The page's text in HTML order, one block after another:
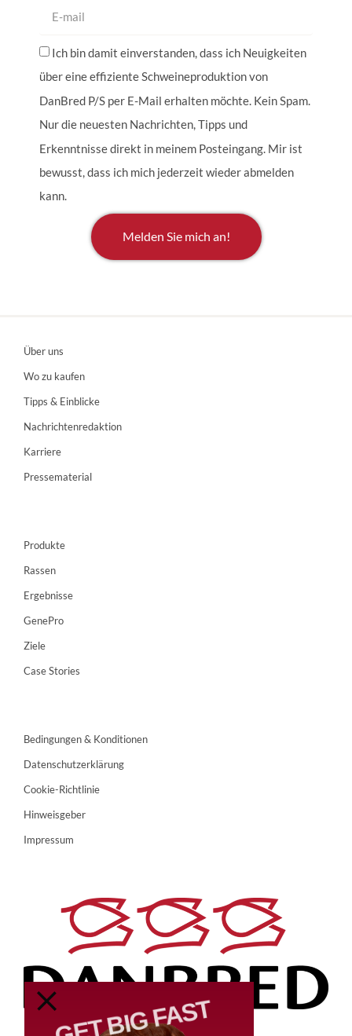
Ich bin damit einverstanden, dass ich Neuigkeiten
über eine effiziente Schweineproduktion von
DanBred P/S per E-Mail erhalten möchte. Kein Spam.
Nur die neuesten Nachrichten, Tipps und
Erkenntnisse direkt in meinem Posteingang. Mir ist
bewusst, dass ich mich jederzeit wieder abmelden
kann.
Melden Sie mich an!
Über uns
Wo zu kaufen
Tipps & Einblicke
Nachrichtenredaktion
Karriere
Pressematerial
Produkte
Rassen
Ergebnisse
GenePro
Ziele
Case Stories
Bedingungen & Konditionen
Datenschutzerklärung
Cookie-Richtlinie
Hinweisgeber
Impressum
GET BIG FAST